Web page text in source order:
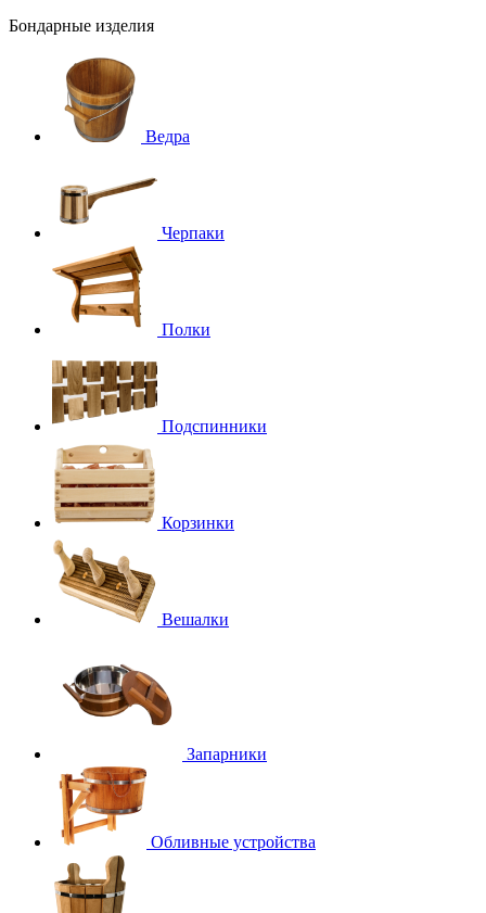
Бондарные изделия
Ведра
Черпаки
Полки
Подспинники
Корзинки
Вешалки
Запарники
Обливные устройства